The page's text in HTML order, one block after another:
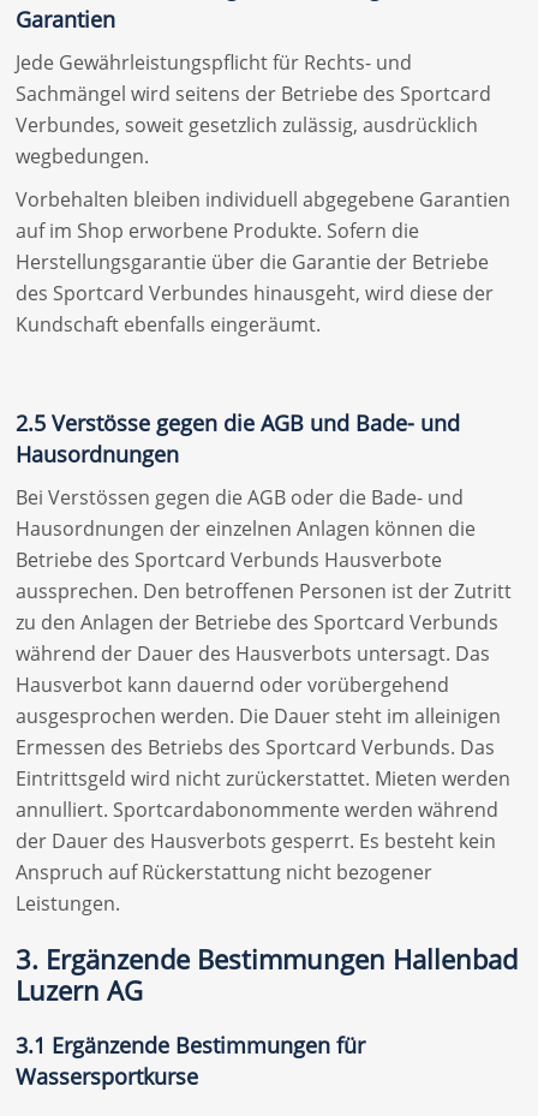
Garantien
Jede Gewährleistungspflicht für Rechts- und
Sachmängel wird seitens der Betriebe des Sportcard
Verbundes, soweit gesetzlich zulässig, ausdrücklich
wegbedungen.
Vorbehalten bleiben individuell abgegebene Garantien
auf im Shop erworbene Produkte. Sofern die
Herstellungsgarantie über die Garantie der Betriebe
des Sportcard Verbundes hinausgeht, wird diese der
Kundschaft ebenfalls eingeräumt.
2.5 Verstösse gegen die AGB und Bade- und
Hausordnungen
Bei Verstössen gegen die AGB oder die Bade- und
Hausordnungen der einzelnen Anlagen können die
Betriebe des Sportcard Verbunds Hausverbote
aussprechen. Den betroffenen Personen ist der Zutritt
zu den Anlagen der Betriebe des Sportcard Verbunds
während der Dauer des Hausverbots untersagt. Das
Hausverbot kann dauernd oder vorübergehend
ausgesprochen werden. Die Dauer steht im alleinigen
Ermessen des Betriebs des Sportcard Verbunds. Das
Eintrittsgeld wird nicht zurückerstattet. Mieten werden
annulliert. Sportcardabonommente werden während
der Dauer des Hausverbots gesperrt. Es besteht kein
Anspruch auf Rückerstattung nicht bezogener
Leistungen.
3. Ergänzende Bestimmungen Hallenbad
Luzern AG
3.1 Ergänzende Bestimmungen für
Wassersportkurse